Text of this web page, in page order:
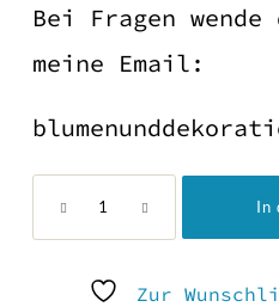
Bei Fragen
meine Email:
mit
Anleitung
In
Zur